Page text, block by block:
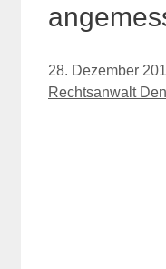
28. Dezember
Rechtsanwalt